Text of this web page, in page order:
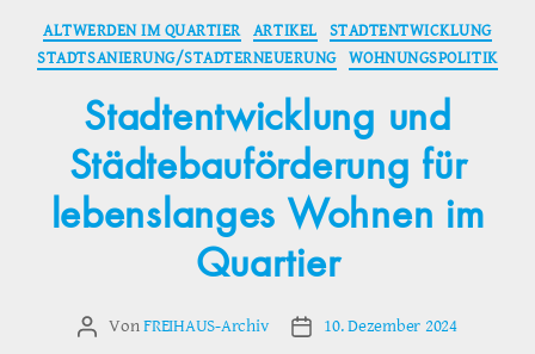
Kategorien
ALTWERDEN IM QUARTIER ARTIKEL
STADTENTWICKLUNG
STADTSANIERUNG/STADTERNEUERUNG WOHNUNGSPOLITIK
Stadtentwicklung und
Städtebauförderung für
lebenslanges Wohnen im
Quartier
Beitragsautor
VonFREIHAUS-Archiv Veröffentlichungsdatum
10. Dezember 2024